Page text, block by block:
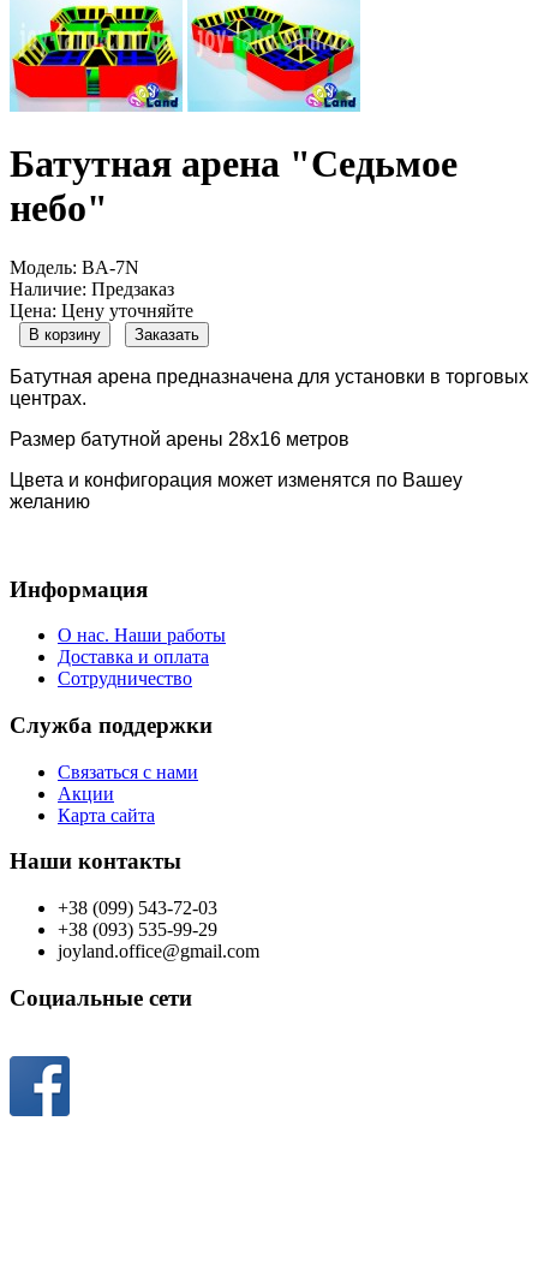
Батутная арена "Седьмое
небо"
Модель: BA-7N
Наличие: Предзаказ
Цена: Цену уточняйте
В корзину Заказать
Батутная арена предназначена для установки в торговых
центрах.
Размер батутной арены 28х16 метров
Цвета и конфигорация может изменятся по Вашеу
желанию
Информация
О нас. Наши работы
Доставка и оплата
Сотрудничество
Служба поддержки
Связаться с нами
Акции
Карта сайта
Наши контакты
+38 (099) 543-72-03
+38 (093) 535-99-29
joyland.office@gmail.com
Социальные сети